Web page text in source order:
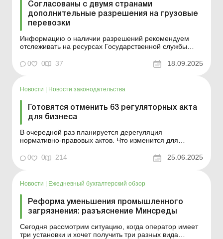
Согласованы с двумя странами
дополнительные разрешения на грузовые
перевозки
Информацию о наличии разрешений рекомендуем
отслеживать на ресурсах Государственной службы
Утвержден порядок функционирования системы э-
ТТН: что изменится для участников перевозок?
ТТН? Министерство разви...
0 0 37 18.09.2025
Новости Новости законодательства
Готовятся отменить 63 регуляторных акта
для бизнеса
В очередной раз планируется дерегуляция
нормативно-правовых актов. Что изменится для
законопроект, отменяющий 63 ненужных требования к
бизнесу. Это позволит предпринимателям сэкономить
это...
0 0 214 25.06.2025
Новости | Ежедневный бухгалтерский обзор
Реформа уменьшения промышленного
загрязнения: разъяснение Минсреды
Сегодня рассмотрим ситуацию, когда оператор имеет
три установки и хочет получить три разных вида